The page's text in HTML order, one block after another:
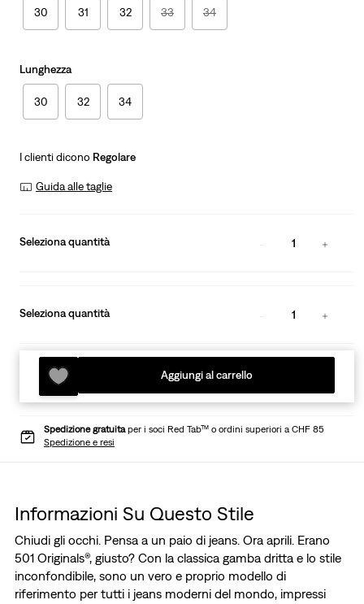
30 31 32 33 34
Lunghezza
30 32 34
I clienti dicono Regolare
Guida alle taglie
Seleziona quantità 1
Seleziona quantità 1
Aggiungi al carrello
Spedizione gratuitaper i soci Red Tab™ o ordini superiori a CHF 85
Spedizione e resi
Informazioni Su Questo Stile
Chiudi gli occhi. Pensa a un paio di jeans. Ora aprili. Erano
501 Originals®, giusto? Con la classica gamba dritta e lo stile
inconfondibile, sono un vero e proprio modello di
riferimento per tutti i jeans moderni del mondo, impressi